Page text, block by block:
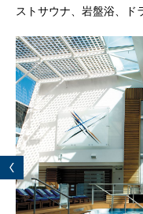
ストサウナ、岩盤浴、ド